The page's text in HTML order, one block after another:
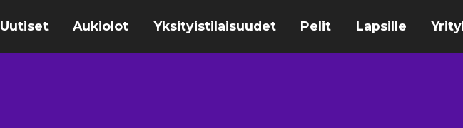
Uutiset Aukiolot Yksityistilaisuudet Pelit Lapsille